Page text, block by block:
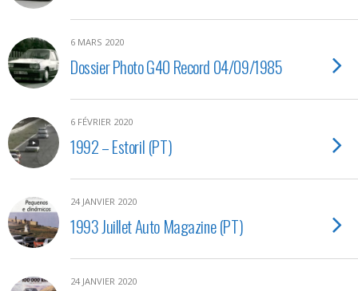
6 MARS 2020
Dossier Photo G40 Record 04/09/1985
6 FÉVRIER 2020
1992 – Estoril (PT)
24 JANVIER 2020
1993 Juillet Auto Magazine (PT)
24 JANVIER 2020